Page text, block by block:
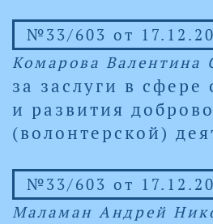
№33/603 от
Комарова Валентина
за заслуги в сфере
и развития
(волонтерской)
№33/603 от
Маламан Андрей